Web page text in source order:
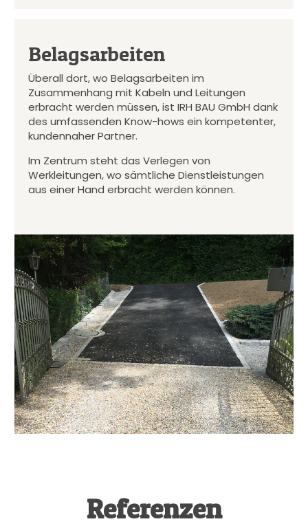
Belagsarbeiten
Überall dort, wo Belagsarbeiten im
Zusammenhang mit Kabeln und Leitungen
erbracht werden müssen, ist IRH BAU GmbH dank
des umfassenden Know-hows ein kompetenter,
kundennaher Partner.
Im Zentrum steht das Verlegen von
Werkleitungen, wo sämtliche Dienstleistungen
aus einer Hand erbracht werden können.
Referenzen